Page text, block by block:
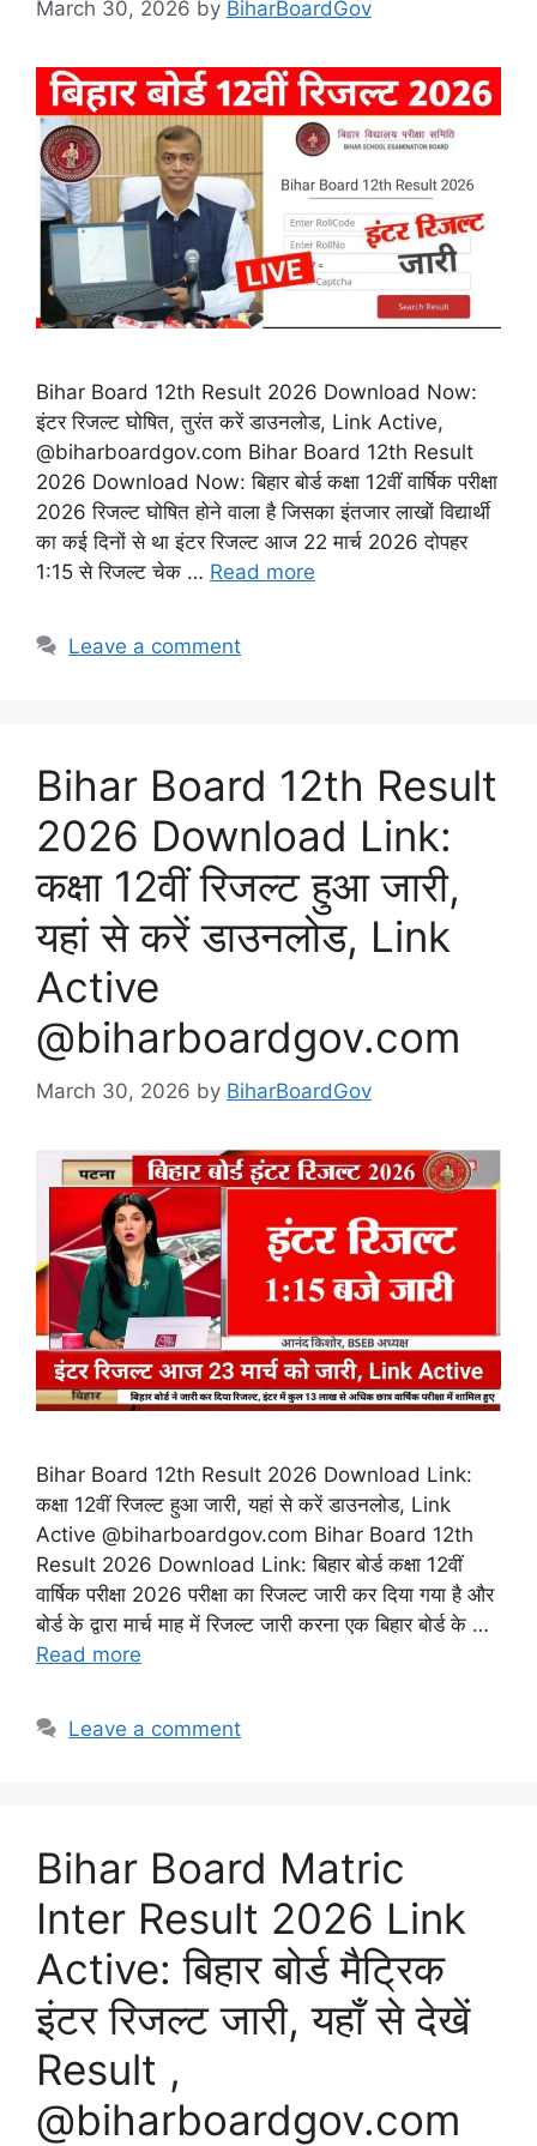
March 30, 2026 by BiharBoardGov
Bihar Board 12th Result 2026 Download Now:
इंटर रिजल्ट घोषित, तुरंत करें डाउनलोड, Link Active,
@biharboardgov.com Bihar Board 12th Result
2026 Download Now: बिहार बोर्ड कक्षा 12वीं वार्षिक परीक्षा
2026 रिजल्ट घोषित होने वाला है जिसका इंतजार लाखों विद्यार्थी
का कई दिनों से था इंटर रिजल्ट आज 22 मार्च 2026 दोपहर
1:15 से रिजल्ट चेक … Read more
Leave a comment
Bihar Board 12th Result
2026 Download Link:
कक्षा 12वीं रिजल्ट हुआ जारी,
यहां से करें डाउनलोड, Link
Active
@biharboardgov.com
March 30, 2026 by BiharBoardGov
Bihar Board 12th Result 2026 Download Link:
कक्षा 12वीं रिजल्ट हुआ जारी, यहां से करें डाउनलोड, Link
Active @biharboardgov.com Bihar Board 12th
Result 2026 Download Link: बिहार बोर्ड कक्षा 12वीं
वार्षिक परीक्षा 2026 परीक्षा का रिजल्ट जारी कर दिया गया है और
बोर्ड के द्वारा मार्च माह में रिजल्ट जारी करना एक बिहार बोर्ड के …
Read more
Leave a comment
Bihar Board Matric
Inter Result 2026 Link
Active: बिहार बोर्ड मैट्रिक
इंटर रिजल्ट जारी, यहाँ से देखें
Result ,
@biharboardgov.com